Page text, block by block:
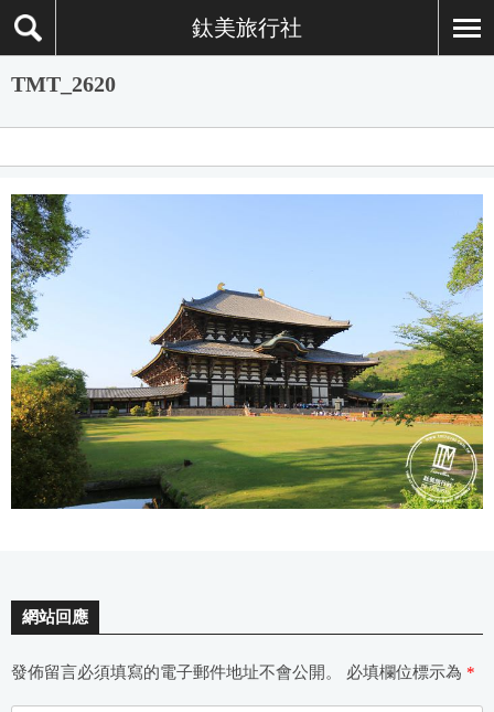
鈦美旅行社
TMT_2620
網站回應
發佈留言必須填寫的電子郵件地址不會公開。 必填欄位標示為 *